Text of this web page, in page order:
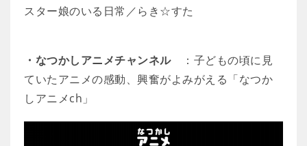
スター娘のいる日常／らき☆すた
・なつかしアニメチャンネル：子どもの頃に見
ていたアニメの感動、興奮がよみがえる「なつか
しアニメch」